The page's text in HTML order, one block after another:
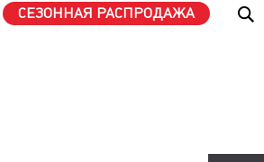
СЕЗОННАЯ РАСПРОДАЖА